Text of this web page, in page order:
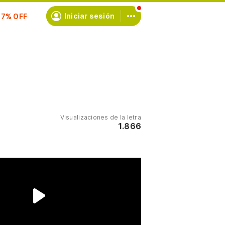
Iniciar sesión
Visualizaciones de la letra
1.866